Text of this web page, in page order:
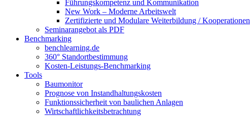
Führungskompetenz und Kommunikation
New Work – Moderne Arbeitswelt
Zertifizierte und Modulare Weiterbildung / Kooperationen
Seminarangebot als PDF
Benchmarking
benchlearning.de
360° Standortbestimmung
Kosten-Leistungs-Benchmarking
Tools
Baumonitor
Prognose von Instandhaltungskosten
Funktionssicherheit von baulichen Anlagen
Wirtschaftlichkeitsbetrachtung